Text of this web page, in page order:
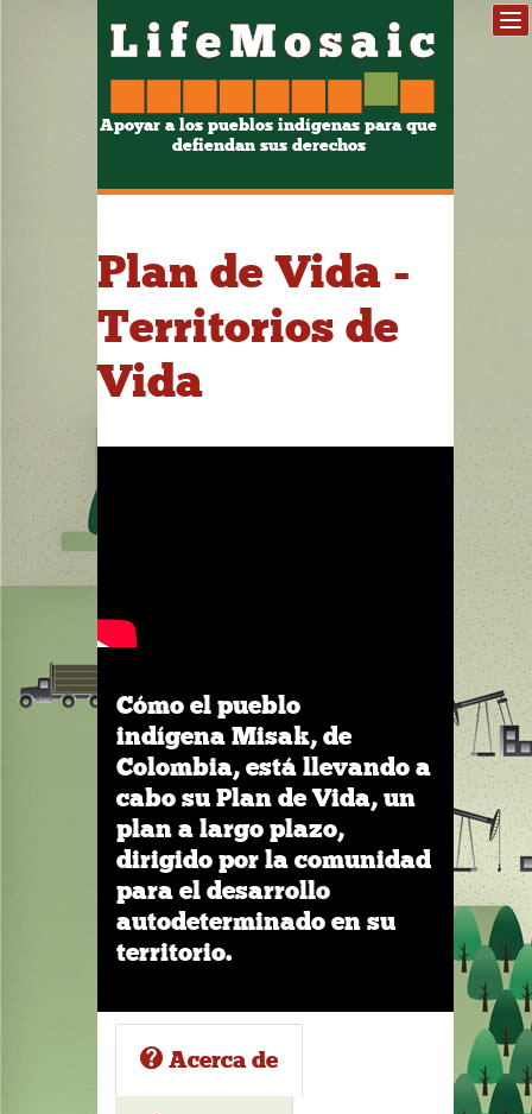
Apoyar a los pueblos indígenas para que
defiendan sus derechos
Plan de Vida -
Territorios de
Vida
Cómo el pueblo
indígena Misak, de
Colombia, está llevando a
cabo su Plan de Vida, un
plan a largo plazo,
dirigido por la comunidad
para el desarrollo
autodeterminado en su
territorio.
Acerca de